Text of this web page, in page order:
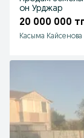
он Урджар
20 000 000
Касыма Кайсенова